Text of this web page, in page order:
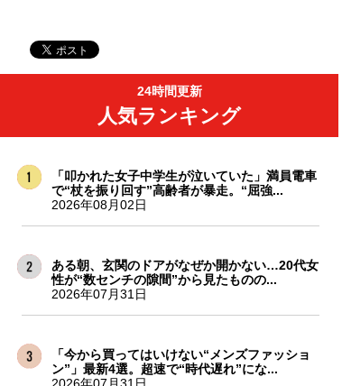
24時間更新
人気ランキング
「叩かれた女子中学生が泣いていた」満員電車
で“杖を振り回す”高齢者が暴走。“屈強...
2026年08月02日
ある朝、玄関のドアがなぜか開かない…20代女
性が“数センチの隙間”から見たものの...
2026年07月31日
「今から買ってはいけない“メンズファッショ
ン”」最新4選。超速で“時代遅れ”にな...